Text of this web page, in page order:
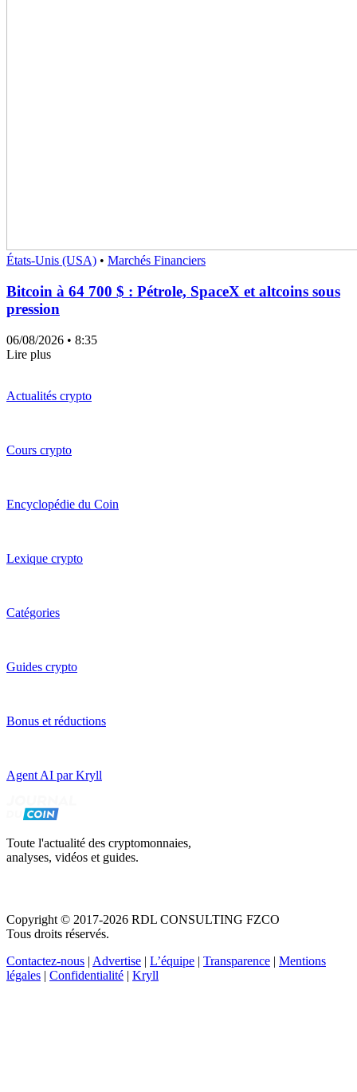
États-Unis (USA) • Marchés Financiers
Bitcoin à 64 700 $ : Pétrole, SpaceX et altcoins sous
pression
06/08/2026 • 8:35
Lire plus
Actualités crypto
Cours crypto
Encyclopédie du Coin
Lexique crypto
Catégories
Guides crypto
Bonus et réductions
Agent AI par Kryll
Toute l'actualité des cryptomonnaies,
analyses, vidéos et guides.
Copyright © 2017-2026 RDL CONSULTING FZCO
Tous droits réservés.
Contactez-nous | Advertise | L’équipe | Transparence | Mentions
légales | Confidentialité | Kryll